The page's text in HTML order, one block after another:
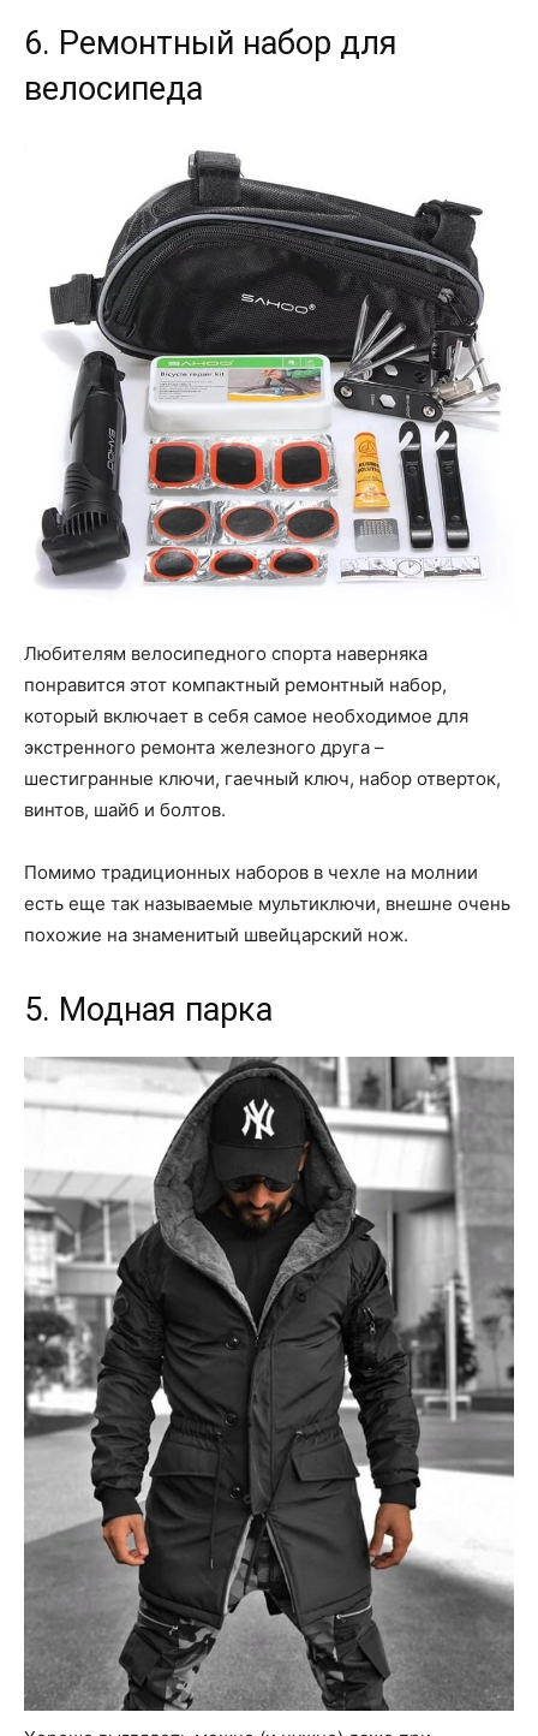
6. Ремонтный набор для
велосипеда
Любителям велосипедного спорта наверняка
понравится этот компактный ремонтный набор,
который включает в себя самое необходимое для
экстренного ремонта железного друга –
шестигранные ключи, гаечный ключ, набор отверток,
винтов, шайб и болтов.
Помимо традиционных наборов в чехле на молнии
есть еще так называемые мультиключи, внешне очень
похожие на знаменитый швейцарский нож.
5. Модная парка